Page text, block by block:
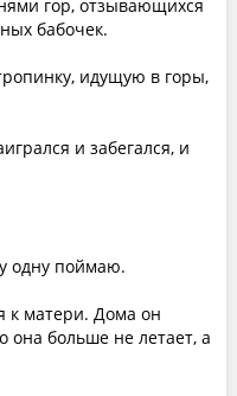
гор, отзывающихся
бабочек.
идущую в горы,
и забегался, и
одну поймаю.
к матери. Дома он
она больше не летает, а